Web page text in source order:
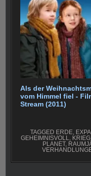
Als der
vom Himmel fiel -
Stream (2011)
TAGGED ERDE,
GEHEIMNISVOLL, KRIEG
PLANET,